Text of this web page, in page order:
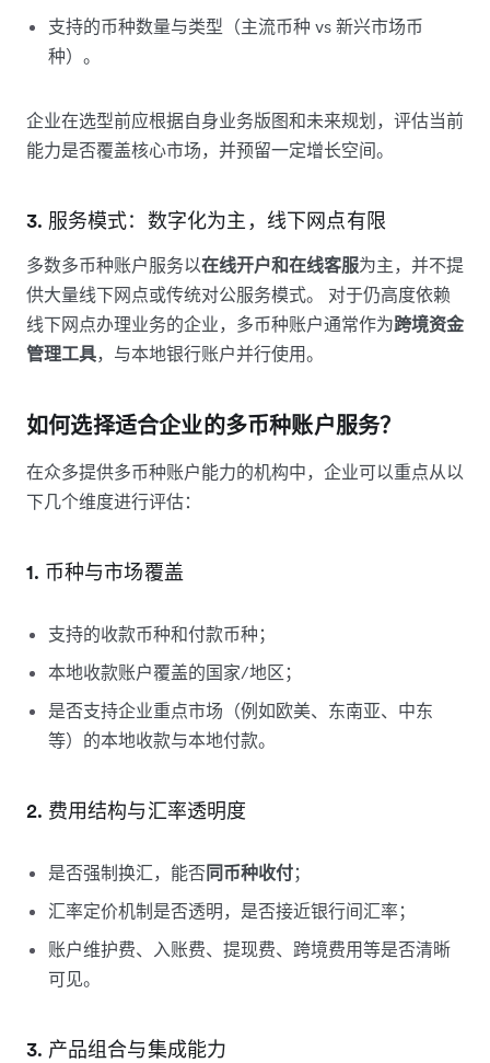
支持的币种数量与类型（主流币种 vs 新兴市场币
种）。
企业在选型前应根据自身业务版图和未来规划，评估当前
能力是否覆盖核心市场，并预留一定增长空间。
3. 服务模式：数字化为主，线下网点有限
多数多币种账户服务以在线开户和在线客服为主，并不提
供大量线下网点或传统对公服务模式。 对于仍高度依赖
线下网点办理业务的企业，多币种账户通常作为跨境资金
管理工具，与本地银行账户并行使用。
如何选择适合企业的多币种账户服务？
在众多提供多币种账户能力的机构中，企业可以重点从以
下几个维度进行评估：
1. 币种与市场覆盖
支持的收款币种和付款币种；
本地收款账户覆盖的国家/地区；
是否支持企业重点市场（例如欧美、东南亚、中东
等）的本地收款与本地付款。
2. 费用结构与汇率透明度
是否强制换汇，能否同币种收付；
汇率定价机制是否透明，是否接近银行间汇率；
账户维护费、入账费、提现费、跨境费用等是否清晰
可见。
3. 产品组合与集成能力